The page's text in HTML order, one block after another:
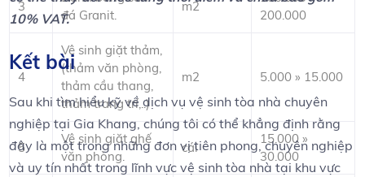
3
đá Granit.
m2
200.000
4
Vệ sinh giặt thảm,
(thảm văn phòng,
thảm cầu thang,
thảm trang trí,..)
m2 5.000 » 15.000
5
Vệ sinh giặt ghế
văn phòng.
cái
15.000 »
30.000
10% VAT.
Kết bài
Sau khi tìm hiểu kỹ về dịch vụ vệ sinh tòa nhà chuyên
nghiệp tại Gia Khang, chúng tôi có thể khẳng định rằng
đây là một trong những đơn vị tiên phong, chuyên nghiệp
và uy tín nhất trong lĩnh vực vệ sinh tòa nhà tại khu vực